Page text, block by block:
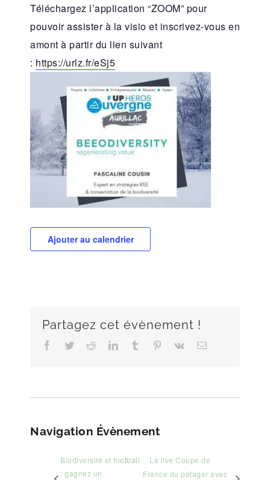
Téléchargez l’application “ZOOM” pour
pouvoir assister à la visio et inscrivez-vous en
amont à partir du lien suivant
: https://urlz.fr/eSj5
Ajouter au calendrier
Partagez cet évènement !
Facebook
TwitterRedditLinkedInTumblr Pinterest
Vk Email
Navigation Évènement
Biodiversité et football
: gagnez un
Le live Coupe de
France du potager avec